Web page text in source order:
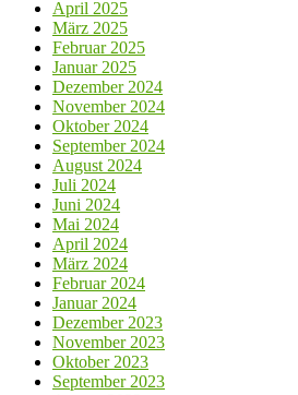
April 2025
März 2025
Februar 2025
Januar 2025
Dezember 2024
November 2024
Oktober 2024
September 2024
August 2024
Juli 2024
Juni 2024
Mai 2024
April 2024
März 2024
Februar 2024
Januar 2024
Dezember 2023
November 2023
Oktober 2023
September 2023